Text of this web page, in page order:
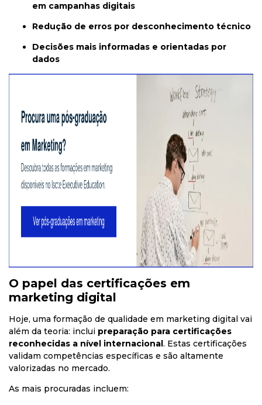
em campanhas digitais
Redução de erros por desconhecimento técnico
Decisões mais informadas e orientadas por
dados
O papel das certificações em
marketing digital
Hoje, uma formação de qualidade em marketing digital vai
além da teoria: inclui preparação para certificações
reconhecidas a nível internacional . Estas certificações
validam competências específicas e são altamente
valorizadas no mercado.
As mais procuradas incluem: